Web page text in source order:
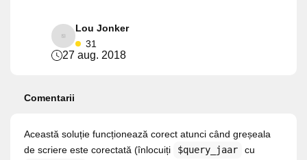
Lou Jonker
31
27 aug. 2018
Comentarii
Această soluție funcționează corect atunci când greșeala
de scriere este corectată (înlocuiți
$query_jaar
cu